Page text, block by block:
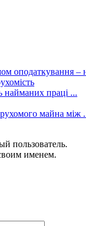
оподаткування –
найманих праці ...
майна між
пользователь.
именем.